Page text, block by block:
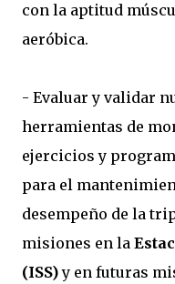
con la aptitud
aeróbica.
- Evaluar y validar
herramientas de
ejercicios y
para el
desempeño de la
misiones en la
(ISS)y en futuras